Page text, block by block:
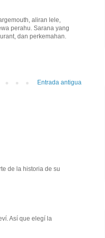
aliran lele,
perahu. Sarana yang
dan perkemahan.
Entrada antigua
de la historia de su
Así que elegí la